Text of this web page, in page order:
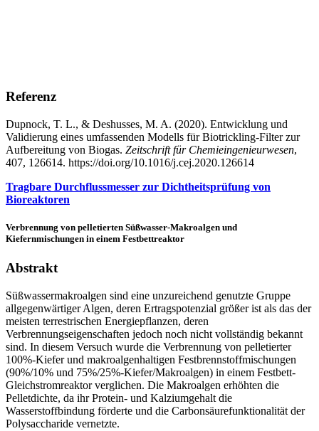
Referenz
Dupnock, T. L., & Deshusses, M. A. (2020). Entwicklung und
Validierung eines umfassenden Modells für Biotrickling-Filter zur
Aufbereitung von Biogas. Zeitschrift für Chemieingenieurwesen,
407, 126614. https://doi.org/10.1016/j.cej.2020.126614
Tragbare Durchflussmesser zur Dichtheitsprüfung von
Bioreaktoren
Verbrennung von pelletierten Süßwasser-Makroalgen und
Kiefernmischungen in einem Festbettreaktor
Abstrakt
Süßwassermakroalgen sind eine unzureichend genutzte Gruppe
allgegenwärtiger Algen, deren Ertragspotenzial größer ist als das der
meisten terrestrischen Energiepflanzen, deren
Verbrennungseigenschaften jedoch noch nicht vollständig bekannt
sind. In diesem Versuch wurde die Verbrennung von pelletierter
100%-Kiefer und makroalgenhaltigen Festbrennstoffmischungen
(90%/10% und 75%/25%-Kiefer/Makroalgen) in einem Festbett-
Gleichstromreaktor verglichen. Die Makroalgen erhöhten die
Pelletdichte, da ihr Protein- und Kalziumgehalt die
Wasserstoffbindung förderte und die Carbonsäurefunktionalität der
Polysaccharide vernetzte.